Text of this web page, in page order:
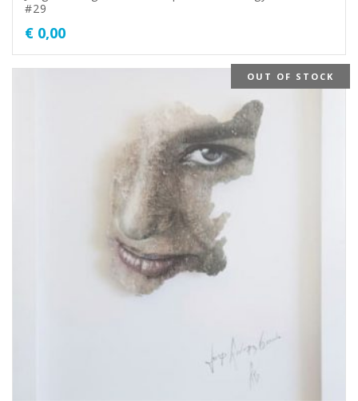
#29
€ 0,00
OUT OF STOCK